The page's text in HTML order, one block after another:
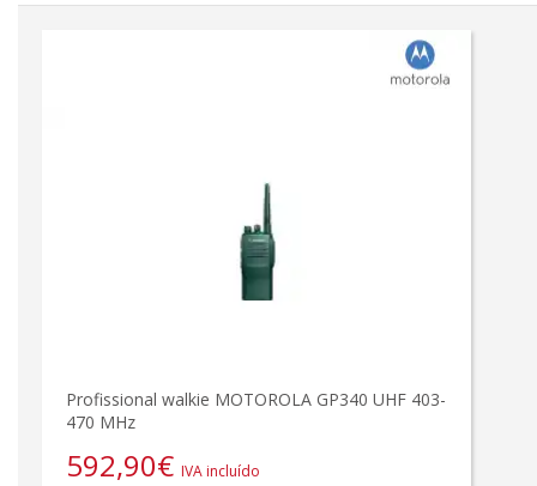
Profissional walkie MOTOROLA GP340 UHF 403-
470 MHz
592,90€ IVA incluído